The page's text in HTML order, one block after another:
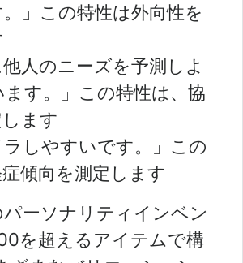
」この特性は外向性を
他人のニーズを予測しよ
ます。」この特性は、協
ます
しやすいです。」この
傾向を測定します
ーソナリティインベン
を超えるアイテムで構